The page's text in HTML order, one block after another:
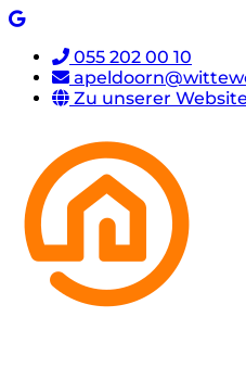
055 202 00 10
Zu unserer Website